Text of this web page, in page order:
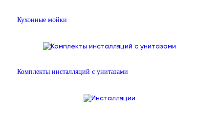
Кухонные мойки
Комплекты инсталляций с унитазами